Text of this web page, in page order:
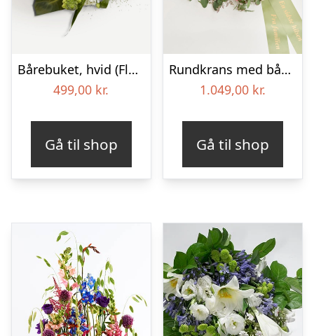
Bårebuket, hvid (Floristens kreative valg) med bånd
499,00 kr.
Gå til shop
Rundkrans med bånd – Floristens kreative valg
1.049,00 kr.
Gå til shop